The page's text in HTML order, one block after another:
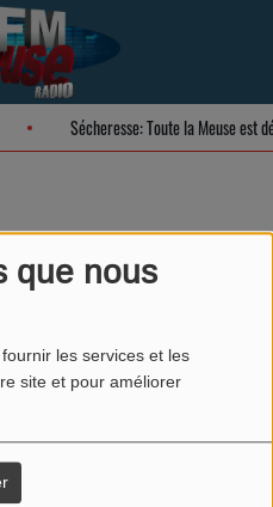
que nous
les services et les
site et pour améliorer
Sécheresse: Toute la Meuse
mort